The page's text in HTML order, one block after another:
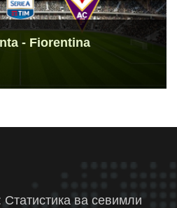
- Fiorentina
Статистика ва севимли